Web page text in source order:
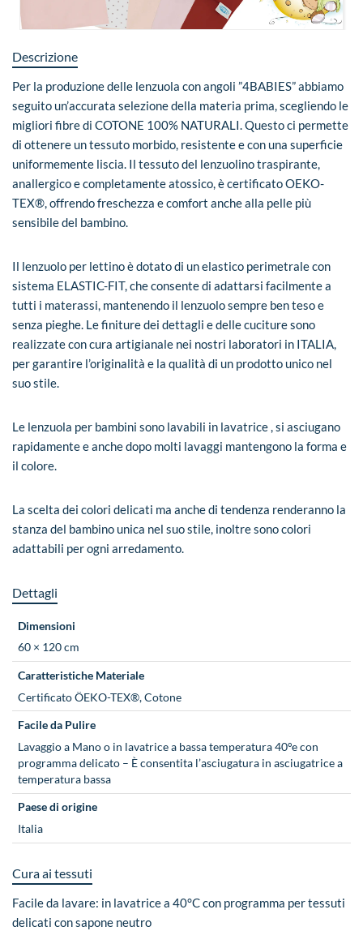
Descrizione
Per la produzione delle lenzuola con angoli ”4BABIES” abbiamo
seguito un’accurata selezione della materia prima, scegliendo le
migliori fibre di COTONE 100% NATURALI. Questo ci permette
di ottenere un tessuto morbido, resistente e con una superficie
uniformemente liscia. Il tessuto del lenzuolino traspirante,
anallergico e completamente atossico, è certificato OEKO-
TEX®, offrendo freschezza e comfort anche alla pelle più
sensibile del bambino.
Il lenzuolo per lettino è dotato di un elastico perimetrale con
sistema ELASTIC-FIT, che consente di adattarsi facilmente a
tutti i materassi, mantenendo il lenzuolo sempre ben teso e
senza pieghe. Le finiture dei dettagli e delle cuciture sono
realizzate con cura artigianale nei nostri laboratori in ITALIA,
per garantire l’originalità e la qualità di un prodotto unico nel
suo stile.
Le lenzuola per bambini sono lavabili in lavatrice , si asciugano
rapidamente e anche dopo molti lavaggi mantengono la forma e
il colore.
La scelta dei colori delicati ma anche di tendenza renderanno la
stanza del bambino unica nel suo stile, inoltre sono colori
adattabili per ogni arredamento.
Dettagli
Dimensioni
60 × 120 cm
Caratteristiche Materiale
Certificato ÖEKO-TEX®, Cotone
Facile da Pulire
Lavaggio a Mano o in lavatrice a bassa temperatura 40°e con
programma delicato – È consentita l’asciugatura in asciugatrice a
temperatura bassa
Paese di origine
Italia
Cura ai tessuti
Facile da lavare: in lavatrice a 40°C con programma per tessuti
delicati con sapone neutro